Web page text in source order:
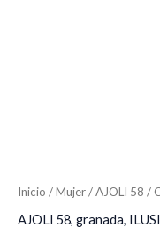
Inicio /Mujer/AJOLI 58 /
AJOLI 58, granada,